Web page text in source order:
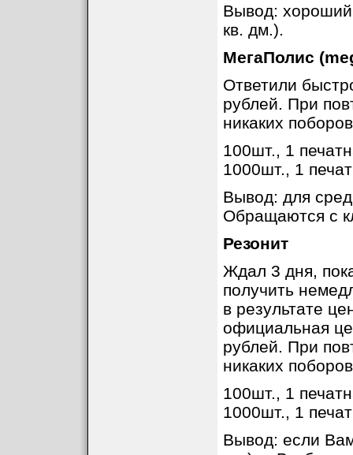
Вывод:
кв. дм.).
МегаПолис
Ответили
рублей. При
никаких
100шт., 1
1000шт., 1
Вывод: для
Обращаются с
Резонит
Ждал 3 дня,
получить
в результате
официальная
рублей. При
никаких
100шт., 1
1000шт., 1
Вывод: если